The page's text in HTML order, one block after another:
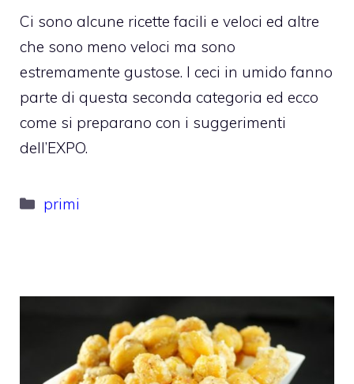
Ci sono alcune ricette facili e veloci ed altre
che sono meno veloci ma sono
estremamente gustose. I ceci in umido fanno
parte di questa seconda categoria ed ecco
come si preparano con i suggerimenti
dell’EXPO.
Categorie
primi